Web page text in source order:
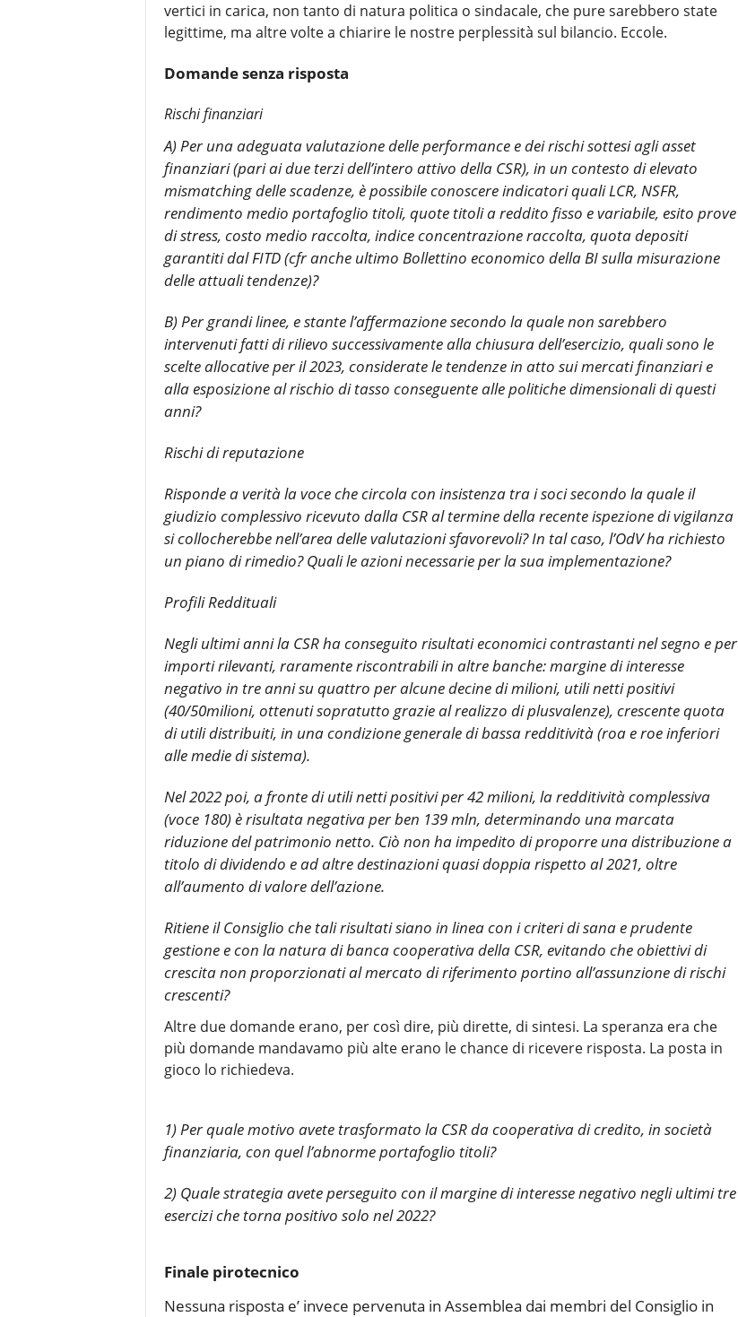
vertici in carica, non tanto di natura politica o sindacale, che pure sarebbero state
legittime, ma altre volte a chiarire le nostre perplessità sul bilancio. Eccole.
Domande senza risposta
Rischi finanziari
A) Per una adeguata valutazione delle performance e dei rischi sottesi agli asset
finanziari (pari ai due terzi dell’intero attivo della CSR), in un contesto di elevato
mismatching delle scadenze, è possibile conoscere indicatori quali LCR, NSFR,
rendimento medio portafoglio titoli, quote titoli a reddito fisso e variabile, esito prove
di stress, costo medio raccolta, indice concentrazione raccolta, quota depositi
garantiti dal FITD (cfr anche ultimo Bollettino economico della BI sulla misurazione
delle attuali tendenze)?
B) Per grandi linee, e stante l’affermazione secondo la quale non sarebbero
intervenuti fatti di rilievo successivamente alla chiusura dell’esercizio, quali sono le
scelte allocative per il 2023, considerate le tendenze in atto sui mercati finanziari e
alla esposizione al rischio di tasso conseguente alle politiche dimensionali di questi
anni?
Rischi di reputazione
Risponde a verità la voce che circola con insistenza tra i soci secondo la quale il
giudizio complessivo ricevuto dalla CSR al termine della recente ispezione di vigilanza
si collocherebbe nell’area delle valutazioni sfavorevoli? In tal caso, l’OdV ha richiesto
un piano di rimedio? Quali le azioni necessarie per la sua implementazione?
Profili Reddituali
Negli ultimi anni la CSR ha conseguito risultati economici contrastanti nel segno e per
importi rilevanti, raramente riscontrabili in altre banche: margine di interesse
negativo in tre anni su quattro per alcune decine di milioni, utili netti positivi
(40/50milioni, ottenuti sopratutto grazie al realizzo di plusvalenze), crescente quota
di utili distribuiti, in una condizione generale di bassa redditività (roa e roe inferiori
alle medie di sistema).
Nel 2022 poi, a fronte di utili netti positivi per 42 milioni, la redditività complessiva
(voce 180) è risultata negativa per ben 139 mln, determinando una marcata
riduzione del patrimonio netto. Ciò non ha impedito di proporre una distribuzione a
titolo di dividendo e ad altre destinazioni quasi doppia rispetto al 2021, oltre
all’aumento di valore dell’azione.
Ritiene il Consiglio che tali risultati siano in linea con i criteri di sana e prudente
gestione e con la natura di banca cooperativa della CSR, evitando che obiettivi di
crescita non proporzionati al mercato di riferimento portino all’assunzione di rischi
crescenti?
Altre due domande erano, per così dire, più dirette, di sintesi. La speranza era che
più domande mandavamo più alte erano le chance di ricevere risposta. La posta in
gioco lo richiedeva.
1) Per quale motivo avete trasformato la CSR da cooperativa di credito, in società
finanziaria, con quel l’abnorme portafoglio titoli?
2) Quale strategia avete perseguito con il margine di interesse negativo negli ultimi tre
esercizi che torna positivo solo nel 2022?
Finale pirotecnico
Nessuna risposta e’ invece pervenuta in Assemblea dai membri del Consiglio in